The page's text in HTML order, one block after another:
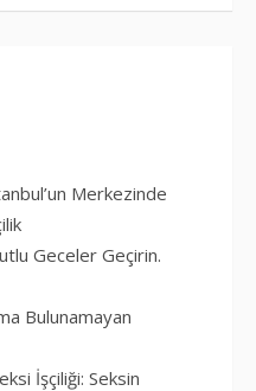
Merkezinde
Geceler Geçirin.
Bulunamayan
İşçiliği: Seksin